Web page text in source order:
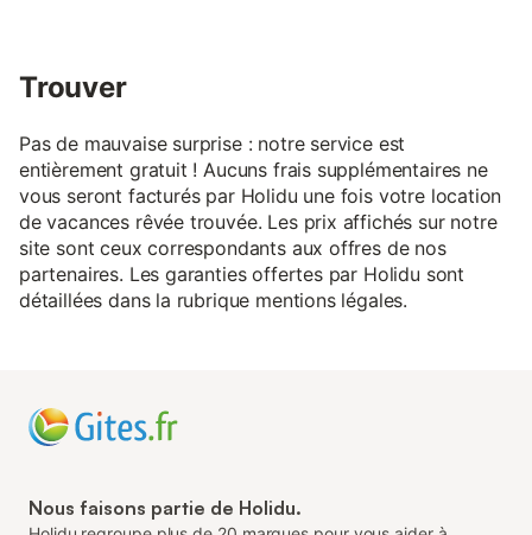
Trouver
Pas de mauvaise surprise : notre service est
entièrement gratuit ! Aucuns frais supplémentaires ne
vous seront facturés par Holidu une fois votre location
de vacances rêvée trouvée. Les prix affichés sur notre
site sont ceux correspondants aux offres de nos
partenaires. Les garanties offertes par Holidu sont
détaillées dans la rubrique mentions légales.
Nous faisons partie de Holidu.